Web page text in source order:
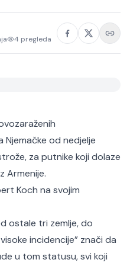
4 pregleda
Njemačke od nedjelje
za putnike koji dolaze
Armenije.
Koch na svojim
ostale tri zemlje, do
incidencije” znači da
u tom statusu, svi koji